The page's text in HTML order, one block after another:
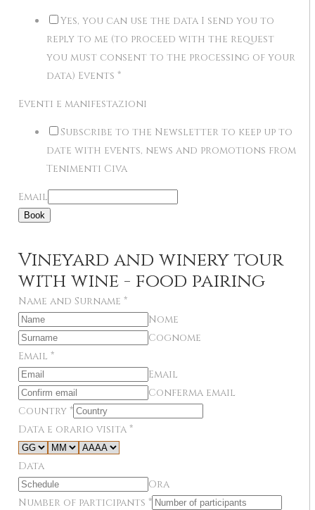
Yes, you can use the data I send you to
reply to me (to proceed with the request
you must consent to the processing of your
data) Events *
Eventi e manifestazioni
Subscribe to the Newsletter to keep up to
date with events, news and promotions from
Tenimenti Civa
Email
Book
Vineyard and winery tour
with wine - food pairing
Name and Surname *
Nome
Cognome
Email *
Email
Conferma email
Country *
Data e orario visita *
Data
Ora
Number of participants *